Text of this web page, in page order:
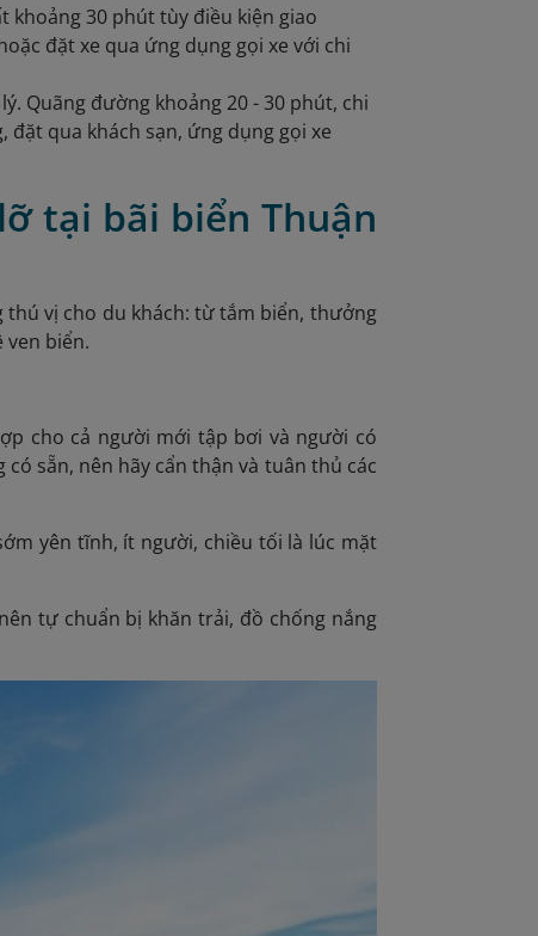
30 phút tùy điều kiện giao
đặt xe qua ứng dụng gọi xe với chi
Quãng đường khoảng 20 - 30 phút, chi
qua khách sạn, ứng dụng gọi xe
tại bãi biển Thuận
thú vị cho du khách: từ tắm biển, thưởng
ven biển.
cho cả người mới tập bơi và người có
sẵn, nên hãy cẩn thận và tuân thủ các
yên tĩnh, ít người, chiều tối là lúc mặt
tự chuẩn bị khăn trải, đồ chống nắng